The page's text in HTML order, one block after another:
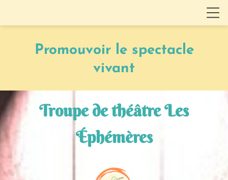
Promouvoir le spectacle
vivant
Troupe de théâtre Les
Éphémères